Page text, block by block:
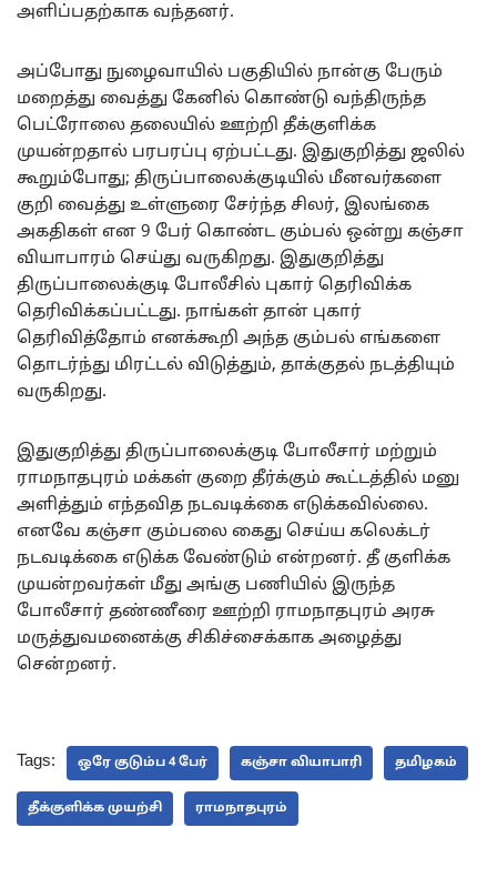
அளிப்பதற்காக வந்தனர்.
அப்போது நுழைவாயில் பகுதியில் நான்கு பேரும்
மறைத்து வைத்து கேனில் கொண்டு வந்திருந்த
பெட்ரோலை தலையில் ஊற்றி தீக்குளிக்க
முயன்றதால் பரபரப்பு ஏற்பட்டது. இதுகுறித்து ஜலில்
கூறும்போது; திருப்பாலைக்குடியில் மீனவர்களை
குறி வைத்து உள்ளுரை சேர்ந்த சிலர், இலங்கை
அகதிகள் என 9 பேர் கொண்ட கும்பல் ஒன்று கஞ்சா
வியாபாரம் செய்து வருகிறது. இதுகுறித்து
திருப்பாலைக்குடி போலீசில் புகார் தெரிவிக்க
தெரிவிக்கப்பட்டது. நாங்கள் தான் புகார்
தெரிவித்தோம் எனக்கூறி அந்த கும்பல் எங்களை
தொடர்ந்து மிரட்டல் விடுத்தும், தாக்குதல் நடத்தியும்
வருகிறது.
இதுகுறித்து திருப்பாலைக்குடி போலீசார் மற்றும்
ராமநாதபுரம் மக்கள் குறை தீர்க்கும் கூட்டத்தில் மனு
அளித்தும் எந்தவித நடவடிக்கை எடுக்கவில்லை.
எனவே கஞ்சா கும்பலை கைது செய்ய கலெக்டர்
நடவடிக்கை எடுக்க வேண்டும் என்றனர். தீ குளிக்க
முயன்றவர்கள் மீது அங்கு பணியில் இருந்த
போலீசார் தண்ணீரை ஊற்றி ராமநாதபுரம் அரசு
மருத்துவமனைக்கு சிகிச்சைக்காக அழைத்து
சென்றனர்.
Tags: ஒரே குடும்ப 4 பேர் கஞ்சா வியாபாரி தமிழகம்
தீக்குளிக்க முயற்சி ராமநாதபுரம்